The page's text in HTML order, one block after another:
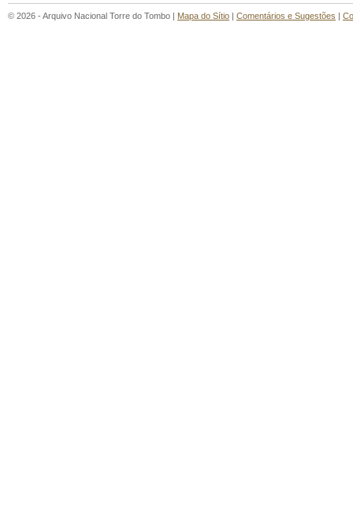
© 2026 - Arquivo Nacional Torre do Tombo | Mapa do Sítio | Comentários e Sugestões |